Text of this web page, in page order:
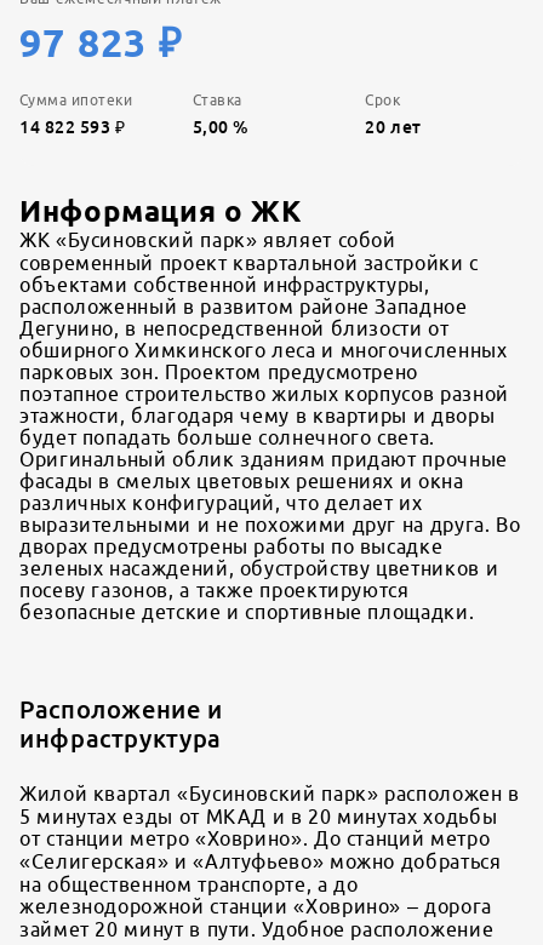
97 823 ₽
Сумма ипотеки
14 822 593 ₽
Ставка
5,00 %
Срок
20 лет
Информация о ЖК
ЖК «Бусиновский парк» являет собой
современный проект квартальной застройки с
объектами собственной инфраструктуры,
расположенный в развитом районе Западное
Дегунино, в непосредственной близости от
обширного Химкинского леса и многочисленных
парковых зон. Проектом предусмотрено
поэтапное строительство жилых корпусов разной
этажности, благодаря чему в квартиры и дворы
будет попадать больше солнечного света.
Оригинальный облик зданиям придают прочные
фасады в смелых цветовых решениях и окна
различных конфигураций, что делает их
выразительными и не похожими друг на друга. Во
дворах предусмотрены работы по высадке
зеленых насаждений, обустройству цветников и
посеву газонов, а также проектируются
безопасные детские и спортивные площадки.
Расположение и
инфраструктура
Жилой квартал «Бусиновский парк» расположен в
5 минутах езды от МКАД и в 20 минутах ходьбы
от станции метро «Ховрино». До станций метро
«Селигерская» и «Алтуфьево» можно добраться
на общественном транспорте, а до
железнодорожной станции «Ховрино» – дорога
займет 20 минут в пути. Удобное расположение